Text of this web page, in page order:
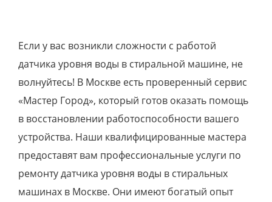
Если у вас возникли сложности с работой
датчика уровня воды в стиральной машине, не
волнуйтесь! В Москве есть проверенный сервис
«Мастер Город», который готов оказать помощь
в восстановлении работоспособности вашего
устройства. Наши квалифицированные мастера
предоставят вам профессиональные услуги по
ремонту датчика уровня воды в стиральных
машинах в Москве. Они имеют богатый опыт